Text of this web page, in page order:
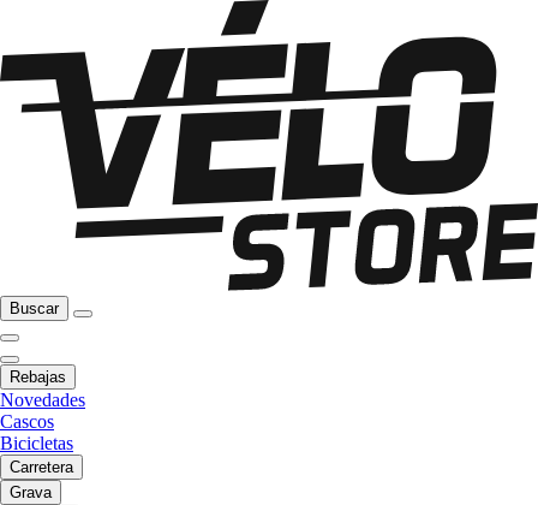
Buscar
Rebajas
Novedades
Cascos
Bicicletas
Carretera
Grava